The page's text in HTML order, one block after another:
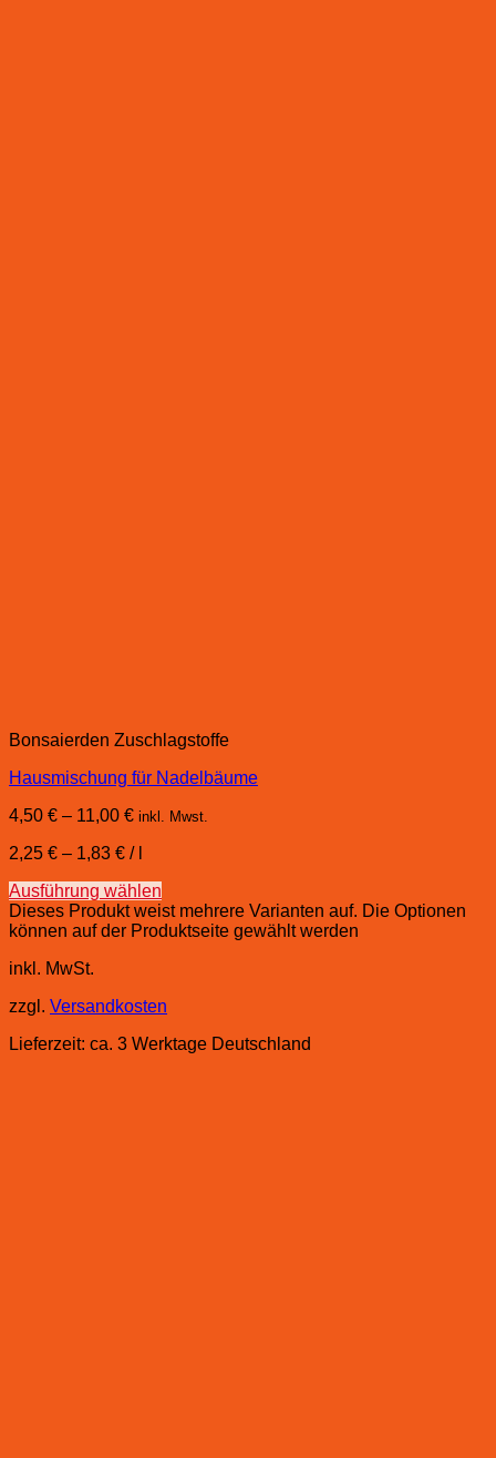
Bonsaierden Zuschlagstoffe
Hausmischung für Nadelbäume
4,50 € – 11,00 € inkl. Mwst.
2,25 € – 1,83 € /
Ausführung wählen
Dieses Produkt weist mehrere Varianten auf. Die Optionen
können auf der Produktseite gewählt werden
inkl. MwSt.
zzgl. Versandkosten
Lieferzeit: ca. 3 Werktage Deutschland